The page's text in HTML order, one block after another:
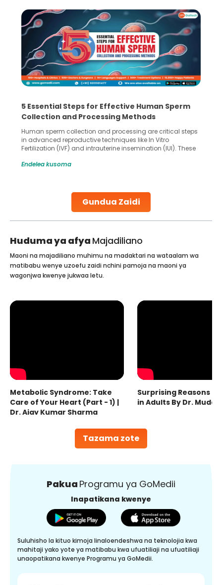
Gundua Zaidi
5 Essential Steps for Effective Human Sperm
Collection and Processing Methods
Human sperm collection and processing are critical steps
in advanced reproductive techniques like In Vitro
Fertilization (IVF) and intrauterine insemination (IUI). These
challenges and help couples achieve their dream of
collected, they process the
Endelea kusoma
Huduma ya afya Majadiliano
Tazama zote
Maoni na majadiliano muhimu na madaktari na wataalam wa
matibabu wenye uzoefu zaidi nchini pamoja na maoni ya
wagonjwa kwenye jukwaa letu.
Metabolic Syndrome: Take
Care of Your Heart (Part - 1) |
Dr. Ajay Kumar Sharma
Surprising Reasons
in Adults By Dr.
Pakua Programu ya GoMedii
Inapatikana kwenye
Suluhisho la kituo kimoja linaloendeshwa na teknolojia kwa
mahitaji yako yote ya matibabu kwa ufuatiliaji na ufuatiliaji
unaopatikana kwenye Programu ya GoMedii.